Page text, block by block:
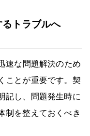
トラブルへ
速な問題解決のため
ことが重要です。契
記し、問題発生時に
制を整えておくべき